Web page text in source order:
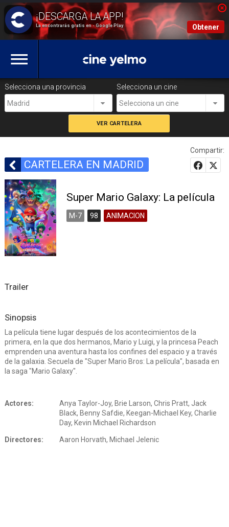
La encontrarás gratis en - Google Play Obtener
Selecciona una provincia
Madrid
Selecciona un cine
Selecciona un cine
CARTELERA EN MADRID
Compartir:
Super Mario Galaxy: La película
M-7 98 ANIMACION
Trailer
Sinopsis
La película tiene lugar después de los acontecimientos de la
primera, en la que dos hermanos, Mario y Luigi, y la princesa Peach
emprenden una aventura hasta los confines del espacio y a través
de la galaxia. Secuela de "Super Mario Bros: La película", basada en
la saga "Mario Galaxy".
Actores:
Anya Taylor-Joy, Brie Larson, Chris Pratt, Jack
Black, Benny Safdie, Keegan-Michael Key, Charlie
Day, Kevin Michael Richardson
Directores: Aaron Horvath, Michael Jelenic